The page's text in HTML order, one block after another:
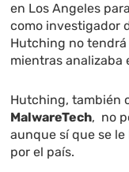
en Los Angeles
como investigador
Hutching no
mientras analizaba
Hutching, también
MalwareTech, no
aunque sí que se
por el país.